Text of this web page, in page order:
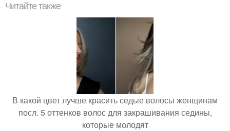
Читайте также
В какой цвет лучше красить седые волосы женщинам
посл. 5 оттенков волос для закрашивания седины,
которые молодят